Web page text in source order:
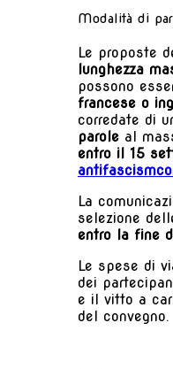
Modalità di
Le proposte
lunghezza
possono
francese o
corredate di
parole al
entro il 15
La
selezione
entro la fine
Le spese di
dei
e il vitto a
del convegno.